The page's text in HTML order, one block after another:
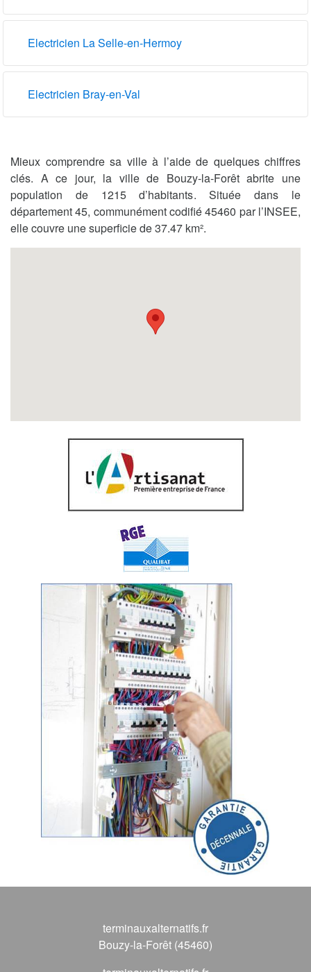
Electricien La Selle-en-Hermoy
Electricien Bray-en-Val
Mieux comprendre sa ville à l’aide de quelques chiffres
clés. A ce jour, la ville de Bouzy-la-Forêt abrite une
population de 1215 d’habitants. Située dans le
département 45, communément codifié 45460 par l’INSEE,
elle couvre une superficie de 37.47 km².
terminauxalternatifs.fr
Bouzy-la-Forêt (45460)